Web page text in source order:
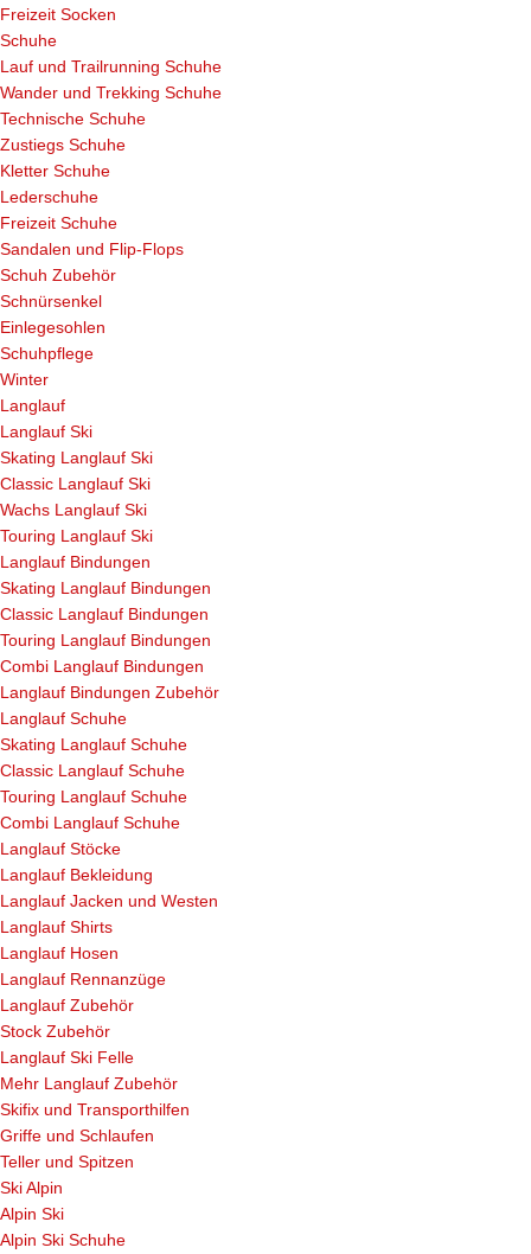
Freizeit Socken
Schuhe
Lauf und Trailrunning Schuhe
Wander und Trekking Schuhe
Technische Schuhe
Zustiegs Schuhe
Kletter Schuhe
Lederschuhe
Freizeit Schuhe
Sandalen und Flip-Flops
Schuh Zubehör
Schnürsenkel
Einlegesohlen
Schuhpflege
Winter
Langlauf
Langlauf Ski
Skating Langlauf Ski
Classic Langlauf Ski
Wachs Langlauf Ski
Touring Langlauf Ski
Langlauf Bindungen
Skating Langlauf Bindungen
Classic Langlauf Bindungen
Touring Langlauf Bindungen
Combi Langlauf Bindungen
Langlauf Bindungen Zubehör
Langlauf Schuhe
Skating Langlauf Schuhe
Classic Langlauf Schuhe
Touring Langlauf Schuhe
Combi Langlauf Schuhe
Langlauf Stöcke
Langlauf Bekleidung
Langlauf Jacken und Westen
Langlauf Shirts
Langlauf Hosen
Langlauf Rennanzüge
Langlauf Zubehör
Stock Zubehör
Langlauf Ski Felle
Mehr Langlauf Zubehör
Skifix und Transporthilfen
Griffe und Schlaufen
Teller und Spitzen
Ski Alpin
Alpin Ski
Alpin Ski Schuhe